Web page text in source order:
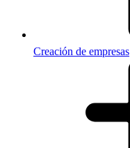
Creación de empresas